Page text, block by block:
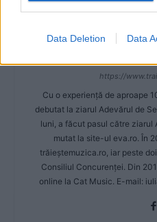
Data Deletion Data
https://
Cu o experiență de aproape
debutat la ziarul Adevărul de
luni, a făcut pasul către ziarul
mutat la site-ul eva.ro. În
trăieștemuzica.ro, iar peste
Consiliul Concurenței. Din
online la Cat Music. E-mail: